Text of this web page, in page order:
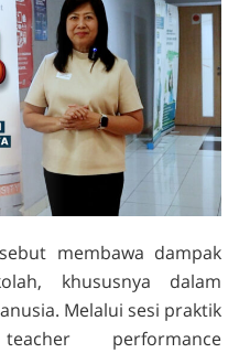
membawa dampak
khususnya dalam
Melalui sesi praktik
teacher performance